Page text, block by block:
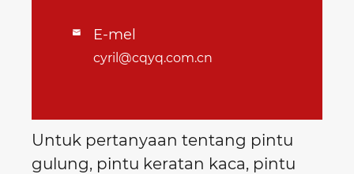
 E-mel
cyril@cqyq.com.cn
Untuk pertanyaan tentang pintu
gulung, pintu keratan kaca, pintu